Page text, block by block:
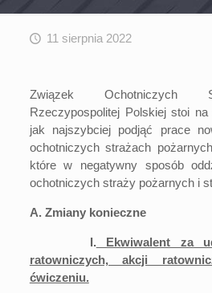
11 sierpnia 2022
Związek Ochotniczych
Rzeczypospolitej Polskiej stoi
jak najszybciej podjąć prace
ochotniczych strażach
które w negatywny sposób
ochotniczych straży pożarnych i
A. Zmiany konieczne
I. Ekwiwalent za
ratowniczych, akcji
ćwiczeniu.